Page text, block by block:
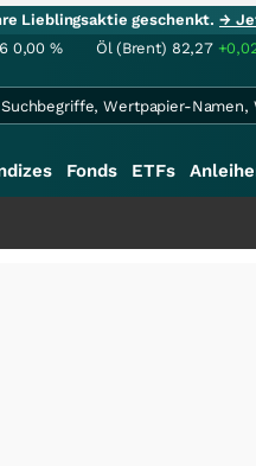
Lieblingsaktie geschenkt.→
0,00 % Öl (Brent) 82,27
Fonds ETFs